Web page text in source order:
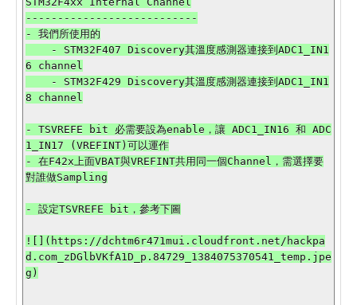
---------------------------
- 我們所使用的
6 channel
- TSVREFE bit 必需要設為enable，讓 ADC1_IN16 和 ADC
1_IN17 (VREFINT)可以運作
- 在F42x上面VBAT與VREFINT共用同一個Channel，需選擇要
對誰做Sampling
- 設定TSVREFE bit，參考下圖
![](https://dchtm6r471mui.cloudfront.net/hackpa
d.com_zDGlbVKfA1D_p.84729_1384075370541_temp.jpe
g)